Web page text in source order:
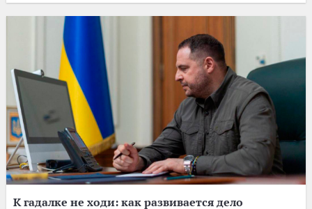
К гадалке не ходи: как развивается дело